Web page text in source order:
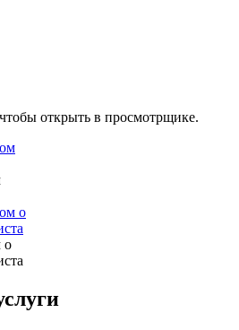
открыть в просмотрщике.
о